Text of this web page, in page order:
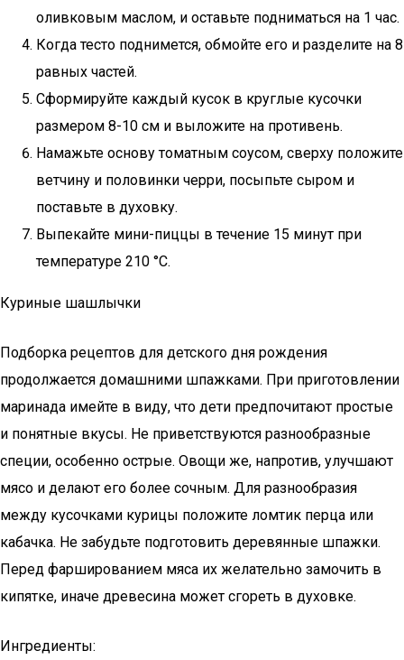
оливковым маслом, и оставьте подниматься на 1 час.
Когда тесто поднимется, обмойте его и разделите на 8
равных частей.
Сформируйте каждый кусок в круглые кусочки
размером 8-10 см и выложите на противень.
Намажьте основу томатным соусом, сверху положите
ветчину и половинки черри, посыпьте сыром и
поставьте в духовку.
Выпекайте мини-пиццы в течение 15 минут при
температуре 210 °C.
Куриные шашлычки
Подборка рецептов для детского дня рождения
продолжается домашними шпажками. При приготовлении
маринада имейте в виду, что дети предпочитают простые
и понятные вкусы. Не приветствуются разнообразные
специи, особенно острые. Овощи же, напротив, улучшают
мясо и делают его более сочным. Для разнообразия
между кусочками курицы положите ломтик перца или
кабачка. Не забудьте подготовить деревянные шпажки.
Перед фаршированием мяса их желательно замочить в
кипятке, иначе древесина может сгореть в духовке.
Ингредиенты: